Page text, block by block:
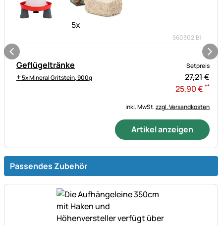
5x
560302.B1
Geflügeltränke
+5x Mineral Gritstein, 900g
Setpreis
27,21€
25,90€ **
inkl. MwSt.zzgl. Versandkosten
Artikel anzeigen
Passendes Zubehör